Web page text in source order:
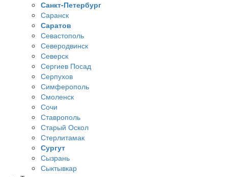
Санкт-Петербург
Саранск
Саратов
Севастополь
Северодвинск
Северск
Сергиев Посад
Серпухов
Симферополь
Смоленск
Сочи
Ставрополь
Старый Оскол
Стерлитамак
Сургут
Сызрань
Сыктывкар